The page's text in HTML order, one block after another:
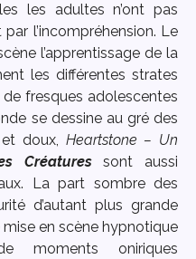
les adultes n’ont pas
l’incompréhension. Le
l’apprentissage de la
les différentes strates
fresques adolescentes
se dessine au gré des
doux, Heartstone – Un
Créaturessont aussi
La part sombre des
d’autant plus grande
mise en scène hypnotique
moments oniriques